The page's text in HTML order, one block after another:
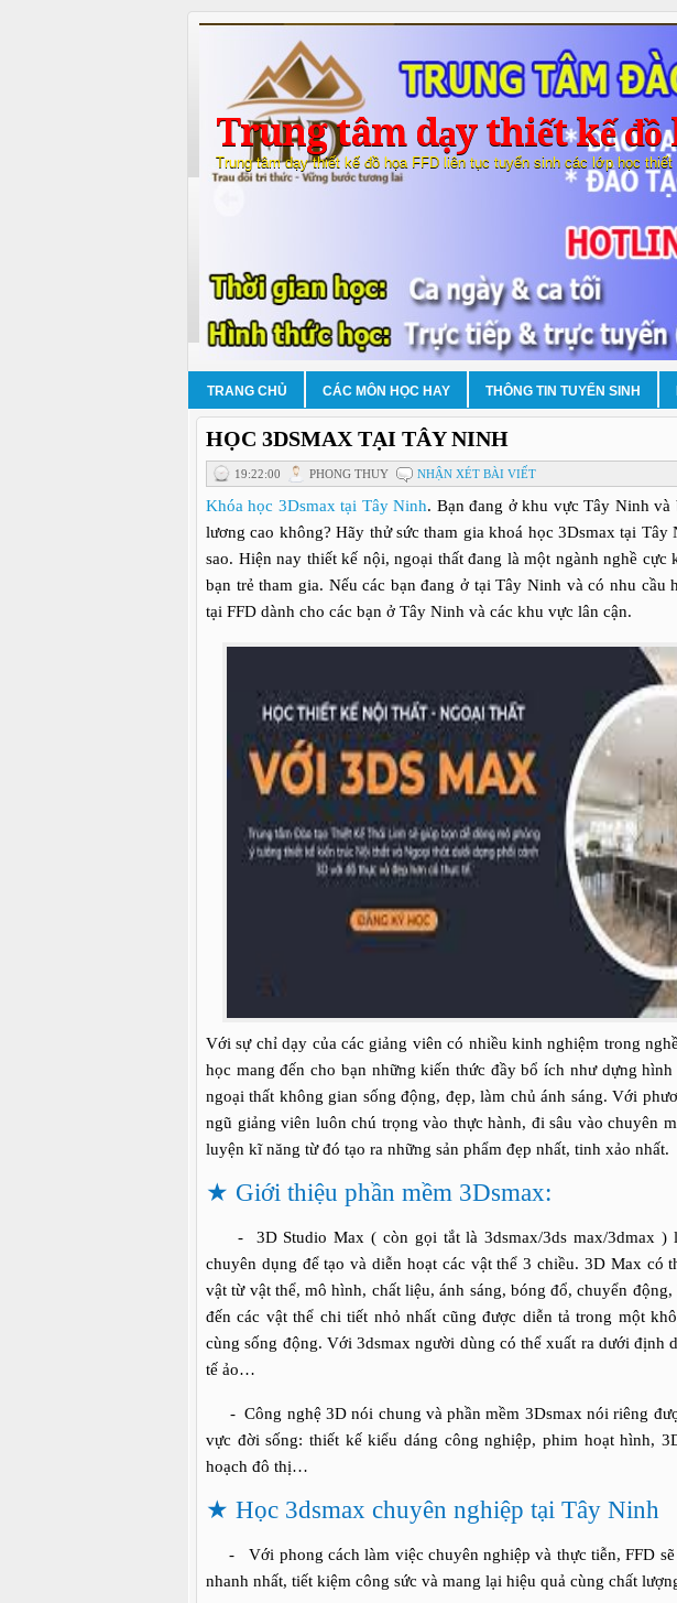
Trung tâm dạy thiết kế đồ
Trung tâm dạy thiết kế đồ họa FFD liên tục tuyển sinh các lớp học
TRANG CHỦ CÁC MÔN HỌC HAY THÔNG TIN TUYỂN SINH
HỌC 3DSMAX TẠI TÂY NINH
19:22:00 PHONG THUY NHẬN XÉT BÀI VIẾT
Khóa học 3Dsmax tại Tây Ninh. Bạn đang ở khu vực Tây Ninh
lương cao không? Hãy thử sức tham gia khoá học 3Dsmax tại Tây
sao. Hiện nay thiết kế nội, ngoại thất đang là một ngành nghề cực
bạn trẻ tham gia. Nếu các bạn đang ở tại Tây Ninh và có nhu cầu
tại FFD dành cho các bạn ở Tây Ninh và các khu vực lân cận.
Với sự chỉ dạy của các giảng viên có nhiều kinh nghiệm trong
học mang đến cho bạn những kiến thức đầy bổ ích như dựng
ngoại thất không gian sống động, đẹp, làm chủ ánh sáng. Với
ngũ giảng viên luôn chú trọng vào thực hành, đi sâu vào chuyên
luyện kĩ năng từ đó tạo ra những sản phẩm đẹp nhất, tinh xảo nhất.
★ Giới thiệu phần mềm 3Dsmax:
- 3D Studio Max ( còn gọi tắt là 3dsmax/3ds max/3dmax )
chuyên dụng để tạo và diễn hoạt các vật thể 3 chiều. 3D Max có
vật từ vật thể, mô hình, chất liệu, ánh sáng, bóng đổ, chuyển
đến các vật thể chi tiết nhỏ nhất cũng được diễn tả trong một
cùng sống động. Với 3dsmax người dùng có thể xuất ra dưới định
tế ảo…
- Công nghệ 3D nói chung và phần mềm 3Dsmax nói riêng
vực đời sống: thiết kế kiểu dáng công nghiệp, phim hoạt hình,
hoạch đô thị…
★ Học 3dsmax chuyên nghiệp tại Tây Ninh
- Với phong cách làm việc chuyên nghiệp và thực tiễn, FFD sẽ
nhanh nhất, tiết kiệm công sức và mang lại hiệu quả cùng chất